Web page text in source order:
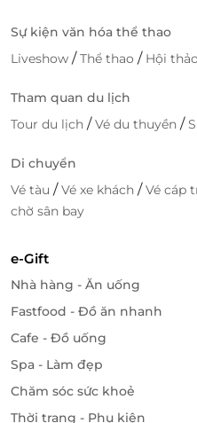
Sự kiện văn hóa thể thao
Liveshow /Thể thao / Hội
Tham quan du lịch
Tour du lịch /Vé du thuyền /
Di chuyển
Vé tàu /Vé xe khách /Vé cáp
chờ sân bay
e-Gift
Nhà hàng - Ăn uống
Fastfood - Đồ ăn nhanh
Cafe - Đồ uống
Spa - Làm đẹp
Chăm sóc sức khoẻ
Thời trang - Phụ kiện